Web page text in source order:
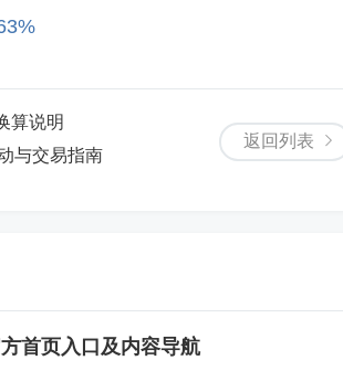
所提供的API接口，实现程序化交易和实时
返回列表
算说明
与交易指南
首页入口及内容导航